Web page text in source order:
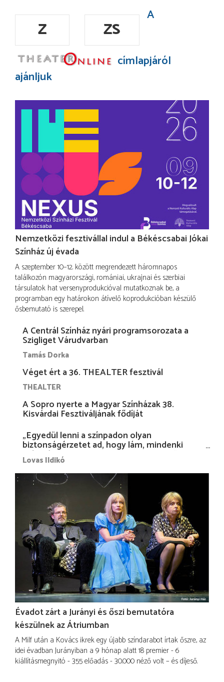
Z
ZS
A
címlapjáról
ajánljuk
Nemzetközi fesztivállal indul a Békéscsabai Jókai
Színház új évada
A szeptember 10–12. között megrendezett háromnapos
találkozón magyarországi, romániai, ukrajnai és szerbiai
társulatok hat versenyprodukcióval mutatkoznak be, a
programban egy határokon átívelő koprodukcióban készülő
ősbemutató is szerepel.
A Centrál Színház nyári programsorozata a
Szigliget Várudvarban
Tamás Dorka
Véget ért a 36. THEALTER fesztivál
THEALTER
A Sopro nyerte a Magyar Színházak 38.
Kisvárdai Fesztiváljának fődíját
„Egyedül lenni a színpadon olyan
biztonságérzetet ad, hogy lám, mindenki
más nélkül is megvagyok magammal…”
Lovas Ildikó
Évadot zárt a Jurányi és őszi bemutatóra
készülnek az Átriumban
A Milf után a Kovács ikrek egy újabb színdarabot írtak őszre, az
idei évadban Jurányiban a 9 hónap alatt 18 premier - 6
kiállításmegnyitó - 355 előadás - 30.000 néző volt – és díjeső.